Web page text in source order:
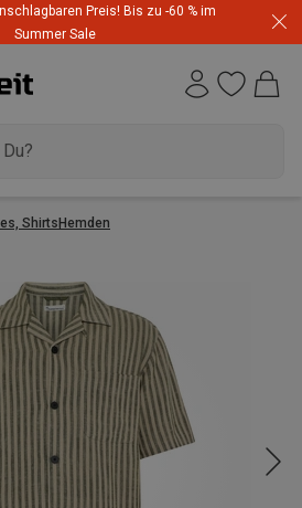
Preis! Bis zu -60 % im
Summer Sale
ShirtsHemden